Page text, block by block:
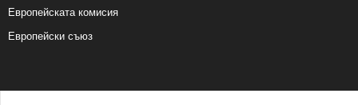
Европейската комисия
Европейски съюз